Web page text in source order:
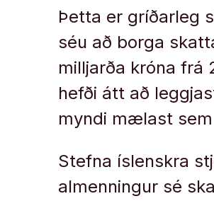
Þetta er gríðarleg
séu að borga
milljarða króna frá
hefði átt að
myndi mælast
Stefna íslenskra
almenningur sé